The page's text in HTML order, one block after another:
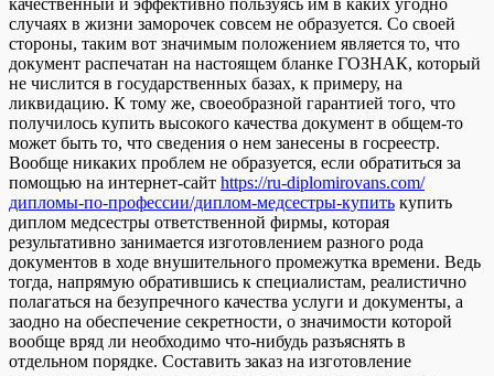
качественный и эффективно пользуясь им в каких угодно
случаях в жизни заморочек совсем не образуется. Со своей
стороны, таким вот значимым положением является то, что
документ распечатан на настоящем бланке ГОЗНАК, который
не числится в государственных базах, к примеру, на
ликвидацию. К тому же, своеобразной гарантией того, что
получилось купить высокого качества документ в общем-то
может быть то, что сведения о нем занесены в госреестр.
Вообще никаких проблем не образуется, если обратиться за
помощью на интернет-сайт https://ru-diplomirovans.com/
дипломы-по-профессии/диплом-медсестры-купить купить
диплом медсестры ответственной фирмы, которая
результативно занимается изготовлением разного рода
документов в ходе внушительного промежутка времени. Ведь
тогда, напрямую обратившись к специалистам, реалистично
полагаться на безупречного качества услуги и документы, а
заодно на обеспечение секретности, о значимости которой
вообще вряд ли необходимо что-нибудь разъяснять в
отдельном порядке. Составить заказ на изготовление